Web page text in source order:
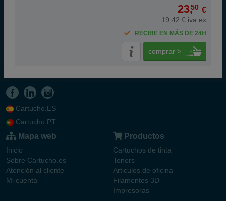
23,50 €
19,42 € iva ex
RECIBE EN MÁS DE 24H
comprar >
Cartucho.ES
Cartucho.PT
Mapa web
Inicio
Sobre Cartucho.es
Atención al cliente
Mi cuenta
Productos
Cartuchos de tinta
Toners
Articulos de oficina
Filamentos 3D
Impresoras